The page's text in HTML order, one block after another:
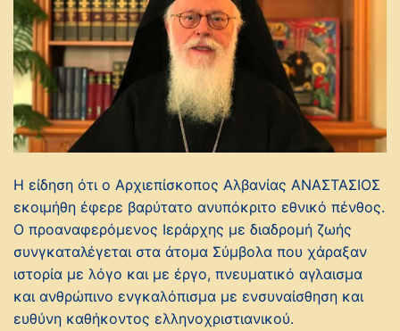
Η είδηση ότι ο Αρχιεπίσκοπος Αλβανίας ΑΝΑΣΤΑΣΙΟΣ
εκοιμήθη έφερε βαρύτατο ανυπόκριτο εθνικό πένθος.
Ο προαναφερόμενος Ιεράρχης με διαδρομή ζωής
συνγκαταλέγεται στα άτομα Σύμβολα που χάραξαν
ιστορία με λόγο και με έργο, πνευματικό αγλαισμα
και ανθρώπινο ενγκαλόπισμα με ενσυναίσθηση και
ευθύνη καθήκοντος ελληνοχριστιανικού.